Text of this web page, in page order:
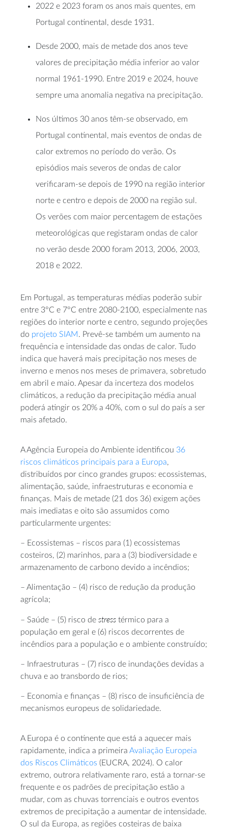
2022 e 2023 foram os anos mais quentes, em
Portugal continental, desde 1931.
Desde 2000, mais de metade dos anos teve
valores de precipitação média inferior ao valor
normal 1961-1990. Entre 2019 e 2024, houve
sempre uma anomalia negativa na precipitação.
Nos últimos 30 anos têm-se observado, em
Portugal continental, mais eventos de ondas de
calor extremos no período do verão. Os
episódios mais severos de ondas de calor
verificaram-se depois de 1990 na região interior
norte e centro e depois de 2000 na região sul.
Os verões com maior percentagem de estações
meteorológicas que registaram ondas de calor
no verão desde 2000 foram 2013, 2006, 2003,
2018 e 2022.
Em Portugal, as temperaturas médias poderão subir
entre 3°C e 7°C entre 2080-2100, especialmente nas
regiões do interior norte e centro, segundo projeções
do projeto SIAM. Prevê-se também um aumento na
frequência e intensidade das ondas de calor. Tudo
indica que haverá mais precipitação nos meses de
inverno e menos nos meses de primavera, sobretudo
em abril e maio. Apesar da incerteza dos modelos
climáticos, a redução da precipitação média anual
poderá atingir os 20% a 40%, com o sul do país a ser
mais afetado.
A Agência Europeia do Ambiente identificou 36
riscos climáticos principais para a Europa,
distribuídos por cinco grandes grupos: ecossistemas,
alimentação, saúde, infraestruturas e economia e
finanças. Mais de metade (21 dos 36) exigem ações
mais imediatas e oito são assumidos como
particularmente urgentes:
– Ecossistemas – riscos para (1) ecossistemas
costeiros, (2) marinhos, para a (3) biodiversidade e
armazenamento de carbono devido a incêndios;
– Alimentação – (4) risco de redução da produção
agrícola;
– Saúde – (5) risco de stress térmico para a
população em geral e (6) riscos decorrentes de
incêndios para a população e o ambiente construído;
– Infraestruturas – (7) risco de inundações devidas a
chuva e ao transbordo de rios;
– Economia e finanças – (8) risco de insuficiência de
mecanismos europeus de solidariedade.
A Europa é o continente que está a aquecer mais
rapidamente, indica a primeira Avaliação Europeia
dos Riscos Climáticos (EUCRA, 2024). O calor
extremo, outrora relativamente raro, está a tornar-se
frequente e os padrões de precipitação estão a
mudar, com as chuvas torrenciais e outros eventos
extremos de precipitação a aumentar de intensidade.
O sul da Europa, as regiões costeiras de baixa